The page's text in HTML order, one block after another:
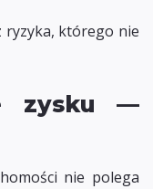
ryzyka, którego nie
zysku —
nie polega